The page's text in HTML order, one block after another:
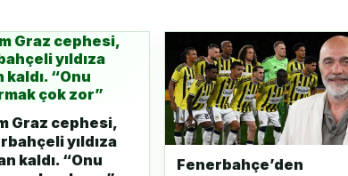
Graz cephesi,
yıldıza
kaldı. “Onu
Fenerbahçe’den